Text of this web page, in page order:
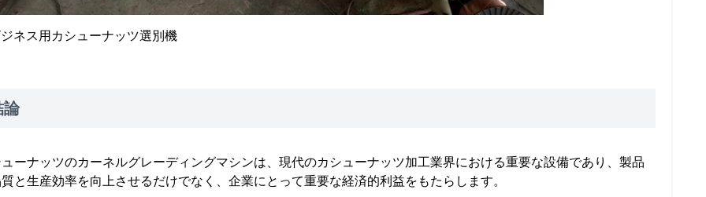
ネス用カシューナッツ選別機
ーナッツのカーネルグレーディングマシンは、現代のカシューナッツ加工業界における重要な設備であり、製品
と生産効率を向上させるだけでなく、企業にとって重要な経済的利益をもたらします。